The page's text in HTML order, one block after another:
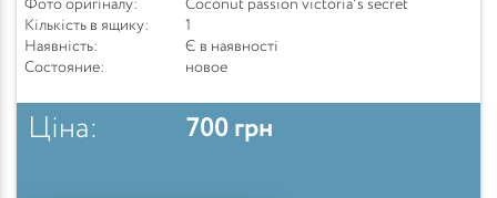
Фото оригіналу:
Coconut passion victoria's secret
Кількість в ящику:
1
Наявність:
Є в наявності
Состояние:
новое
Ціна: 700 грн